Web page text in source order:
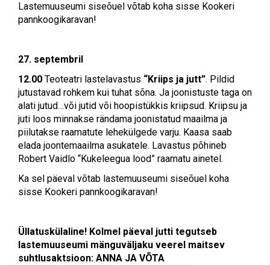
Lastemuuseumi siseõuel võtab koha sisse Kookeri
pannkoogikaravan!
27. septembril
12.00 Teoteatri lastelavastus “Kriips ja jutt”. Pildid
jutustavad rohkem kui tuhat sõna. Ja joonistuste taga on
alati jutud…või jutid või hoopistükkis kriipsud. Kriipsu ja
juti loos minnakse rändama joonistatud maailma ja
piilutakse raamatute lehekülgede varju. Kaasa saab
elada joontemaailma asukatele. Lavastus põhineb
Robert Vaidlo “Kukeleegua lood” raamatu ainetel.
Ka sel päeval võtab lastemuuseumi siseõuel koha
sisse Kookeri pannkoogikaravan!
Üllatuskülaline! Kolmel päeval jutti tegutseb
lastemuuseumi mänguväljaku veerel maitsev
suhtlusaktsioon: ANNA JA VÕTA